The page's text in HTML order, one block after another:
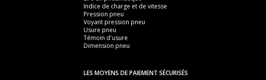
Indice de charge et de vitesse
Pression pneu
Voyant pression pneu
Usure pneu
Témoin d'usure
Dimension pneu
LES MOYENS DE PAIEMENT SÉCURISÉS